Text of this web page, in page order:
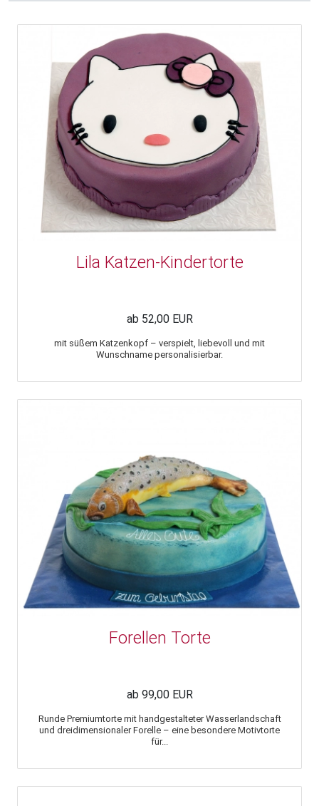
Lila Katzen-Kindertorte
ab 52,00 EUR
mit süßem Katzenkopf – verspielt, liebevoll und mit
Wunschname personalisierbar.
Forellen Torte
ab 99,00 EUR
Runde Premiumtorte mit handgestalteter Wasserlandschaft
und dreidimensionaler Forelle – eine besondere Motivtorte
für...